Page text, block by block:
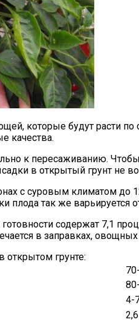
которые будут расти
качества.
к пересаживанию.
в открытый грунт не
с суровым климатом
плода так же варьируется
содержат 7,1
в заправках,
открытом грунте:
4-
2,6